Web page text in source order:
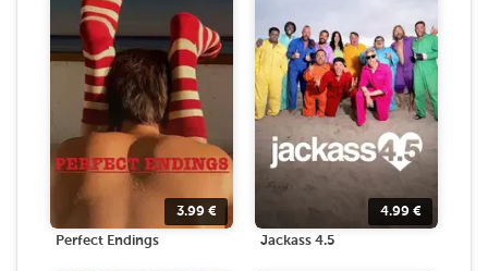
3.99 €
Perfect Endings
4.99 €
Jackass 4.5